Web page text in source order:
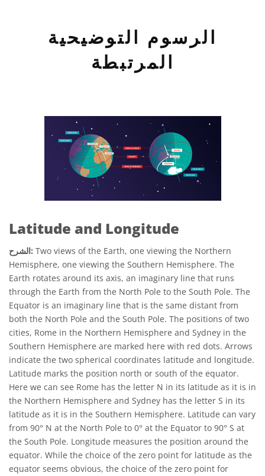
الرسوم التوضيحية
المرتبطة
Latitude and Longitude
الشرح: Two views of the Earth, one viewing the Northern
Hemisphere, one viewing the Southern Hemisphere. The
Earth rotates around its axis, an imaginary line that runs
through the Earth from the North Pole to the South Pole. The
Equator is an imaginary line that is the same distant from
both the North Pole and the South Pole. The positions of two
cities, Rome in the Northern Hemisphere and Sydney in the
Southern Hemisphere are marked here with red dots. Arrows
indicate the two spherical coordinates latitude and longitude.
Latitude marks the position north or south of the equator.
Here we can see Rome has the letter N in its latitude as it is in
the Northern Hemisphere and Sydney has the letter S in its
latitude as it is in the Southern Hemisphere. Latitude can vary
from 90° N at the North Pole to 0° at the Equator to 90° S at
the South Pole. Longitude measures the position around the
equator. While the choice of the zero point for latitude as the
equator seems obvious, the choice of the zero point for